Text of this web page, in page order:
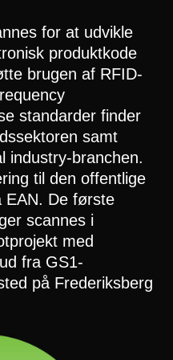
for at udvikle
produktkode
brugen af RFID-
standarder finder
samt
industry-branchen.
til den offentlige
EAN. De første
scannes i
med
fra GS1-
på Frederiksberg